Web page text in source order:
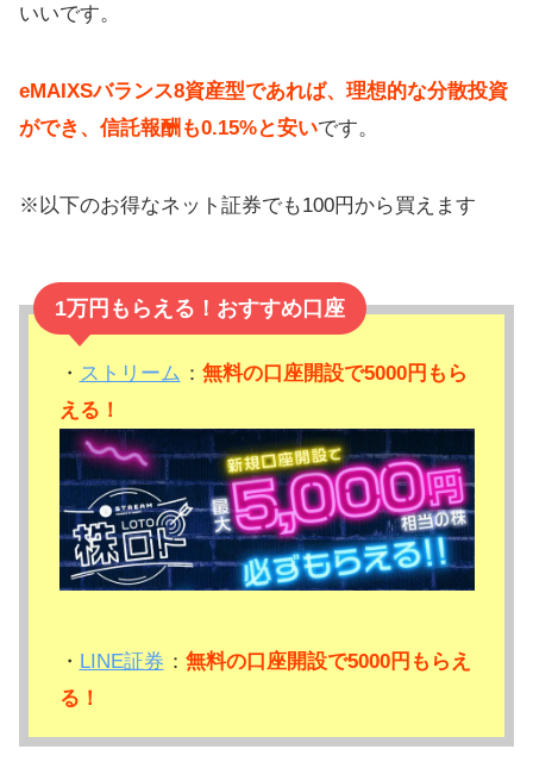
いいです。
eMAIXSバランス8資産型であれば、理想的な分散投資
ができ、信託報酬も0.15%と安いです。
※以下のお得なネット証券でも100円から買えます
1万円もらえる！おすすめ口座
・ ストリーム ： 無料の口座開設で5000円もら
える！
・ LINE証券 ： 無料の口座開設で5000円もらえ
る！